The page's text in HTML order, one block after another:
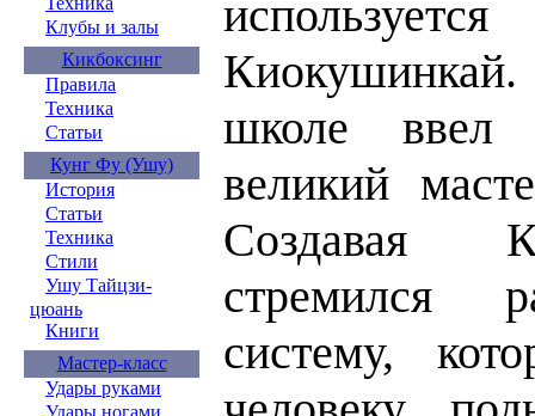
Клубы и залы
Кикбоксинг
Правила
Техника
Статьи
Кунг Фу (Ушу)
История
Статьи
Техника
Стили
Ушу Тайцзи-
цюань
Книги
Мастер-класс
Удары руками
Удары ногами
школе ввел
великий
Создавая
стремился
систему,